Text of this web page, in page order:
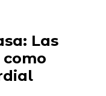
Las
como